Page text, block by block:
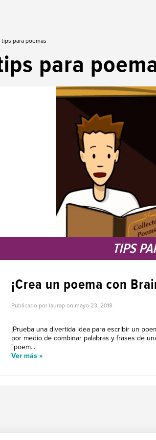
para poemas
para
TIPS
¡Crea un poema con
Publicado por laurap on mayo 23, 2018
¡Prueba una divertida idea para escribir un
por medio de combinar palabras y frases de
"poem...
Ver más »